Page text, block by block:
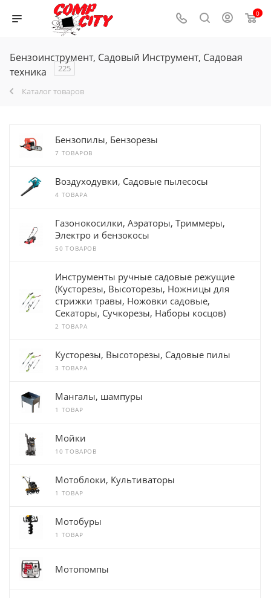
0
Бензоинструмент, Садовый Инструмент, Садовая
техника
225
Каталог товаров
Бензопилы, Бензорезы
7 ТОВАРОВ
Воздуходувки, Садовые пылесосы
4 ТОВАРА
Газонокосилки, Аэраторы, Триммеры,
Электро и бензокосы
50 ТОВАРОВ
Инструменты ручные садовые режущие
(Кусторезы, Высоторезы, Ножницы для
стрижки травы, Ножовки садовые,
Секаторы, Сучкорезы, Наборы косцов)
2 ТОВАРА
Кусторезы, Высоторезы, Садовые пилы
3 ТОВАРА
Мангалы, шампуры
1 ТОВАР
Мойки
10 ТОВАРОВ
Мотоблоки, Культиваторы
1 ТОВАР
Мотобуры
1 ТОВАР
Мотопомпы